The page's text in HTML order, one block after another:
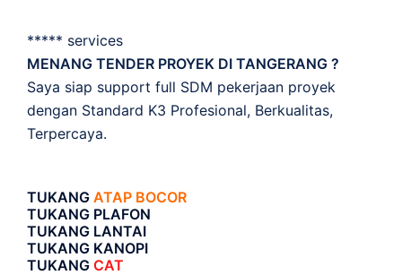
***** services
MENANG TENDER PROYEK DI TANGERANG ?
Saya siap support full SDM pekerjaan proyek
dengan Standard K3 Profesional, Berkualitas,
Terpercaya.
TUKANG ATAP BOCOR
TUKANG PLAFON
TUKANG LANTAI
TUKANG KANOPI
TUKANG CAT